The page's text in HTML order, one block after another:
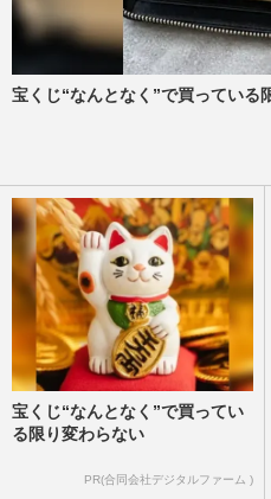
宝くじ“なんとなく”で買っている
宝くじ“なんとなく”で買ってい
る限り変わらない
PR(合同会社デジタルファーム )